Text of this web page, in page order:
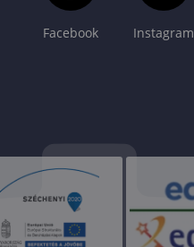
Facebook Instagram